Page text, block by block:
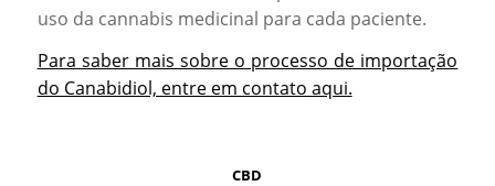
uso da cannabis medicinal para cada paciente.
Para saber mais sobre o processo de importação
do Canabidiol, entre em contato aqui.
CBD